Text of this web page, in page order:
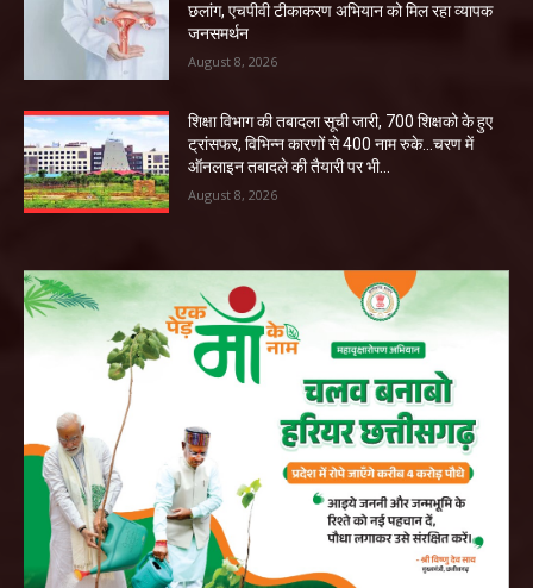
छलांग, एचपीवी टीकाकरण अभियान को मिल रहा व्यापक
जनसमर्थन
August 8, 2026
शिक्षा विभाग की तबादला सूची जारी, 700 शिक्षको के हुए
ट्रांसफर, विभिन्न कारणों से 400 नाम रुके…चरण में
ऑनलाइन तबादले की तैयारी पर भी...
August 8, 2026